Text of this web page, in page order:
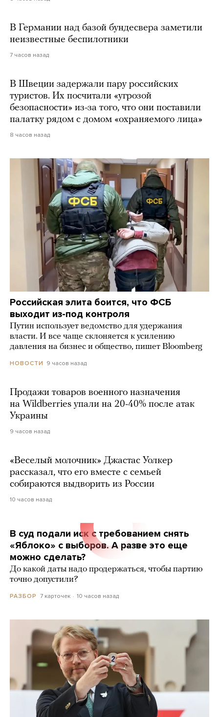
В Германии над базой бундесвера заметили
неизвестные беспилотники
7 часов назад
В Швеции задержали пару российских
туристов. Их посчитали «угрозой
безопасности» из-за того, что они поставили
палатку рядом с домом «охраняемого лица»
8 часов назад
Российская элита боится, что ФСБ
выходит из-под контроля
Путин использует ведомство для удержания
власти. И все чаще склоняется к усилению
давления на бизнес и общество, пишет Bloomberg
НОВОСТИ 9 часов назад
Продажи товаров военного назначения
на Wildberries упали на 20-40% после атак
Украины
9 часов назад
«Веселый молочник» Джастас Уолкер
рассказал, что его вместе с семьей
собираются выдворить из России
10 часов назад
В суд подали иск с требованием снять
«Яблоко» с выборов. А разве это еще
можно сделать?
До какой даты надо продержаться, чтобы партию
точно допустили?
РАЗБОР 7 карточек 10 часов назад